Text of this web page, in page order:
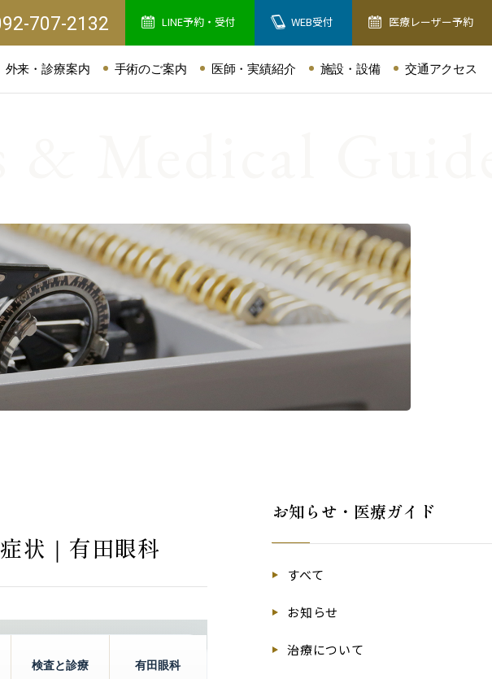
707-2132 LINE予約・受付 WEB受付 医療レーザー予約
外来・診療案内 手術のご案内 医師・実績紹介 施設・設備 交通アクセス
状｜有田眼科
検査と診療 有田眼科
お知らせ・医療ガイド
すべて
お知らせ
治療について